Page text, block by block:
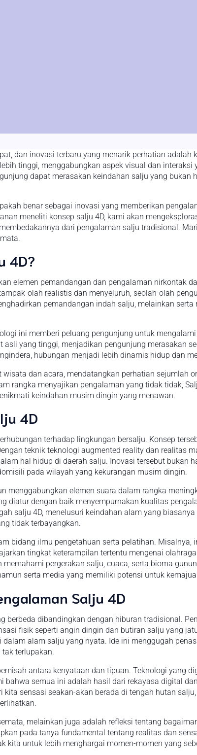
dan inovasi terbaru yang menarik perhatian adalah
tinggi, menggabungkan aspek visual dan
dapat merasakan keindahan salju yang
benar sebagai inovasi yang memberikan
meneliti konsep salju 4D, kami akan
dari pengalaman salju tradisional.
4D?
elemen pemandangan dan pengalaman nirkontak
olah realistis dan menyeluruh, seolah-olah
pemandangan indah salju, melainkan serta
ini memberi peluang pengunjung untuk
yang tinggi, menjadikan pengunjung merasakan
hubungan menjadi lebih dinamis hidup dan
dan acara, mendatangkan perhatian sejumlah
rangka menyajikan pengalaman yang tidak tidak,
keindahan musim dingin yang menawan.
4D
terhadap lingkungan bersalju. Konsep
teknik teknologi augmented reality dan realitas
hal hidup di daerah salju. Inovasi tersebut bukan
pada wilayah yang kekurangan musim dingin.
menggabungkan elemen suara dalam rangka
diatur dengan baik menyempurnakan kualitas
salju 4D, menelusuri keindahan alam yang
tidak terbayangkan.
bidang ilmu pengetahuan serta pelatihan. Misalnya,
tingkat keterampilan tertentu mengenai
pergerakan salju, cuaca, serta bioma
serta media yang memiliki potensi untuk
Salju 4D
berbeda dibandingkan dengan hiburan tradisional.
fisik seperti angin dingin dan butiran salju yang
alam salju yang nyata. Ide ini menggugah
terlupakan.
antara kenyataan dan tipuan. Teknologi yang
semua ini adalah hasil dari rekayasa digital
sensasi seakan-akan berada di tengah hutan
melainkan juga adalah refleksi tentang
pada tanya fundamental tentang realitas dan
kita untuk lebih menghargai momen-momen yang